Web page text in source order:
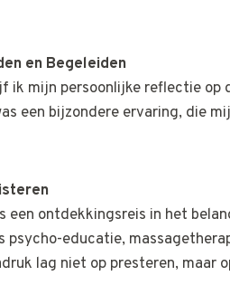
en Begeleiden
ik mijn persoonlijke reflectie
een bijzondere ervaring, die
een ontdekkingsreis in het
psycho-educatie,
lag niet op presteren, maar